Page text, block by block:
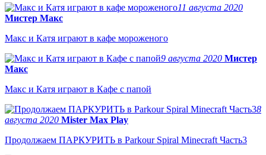
11 августа 2020
Мистер Макс
Макс и Катя играют в кафе мороженого
9 августа 2020 Мистер
Макс
Макс и Катя играют в Кафе с папой
8
августа 2020 Mister Max Play
Продолжаем ПАРКУРИТЬ в Parkour Spiral Minecraft Часть3